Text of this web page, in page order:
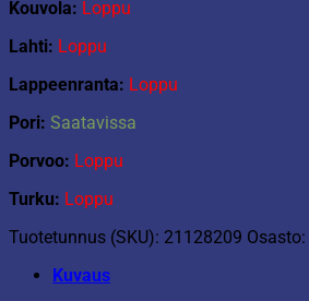
Kouvola: Loppu
Lahti: Loppu
Lappeenranta: Loppu
Pori: Saatavissa
Porvoo: Loppu
Turku: Loppu
Tuotetunnus (SKU): 21128209 Osasto:
Kuvaus